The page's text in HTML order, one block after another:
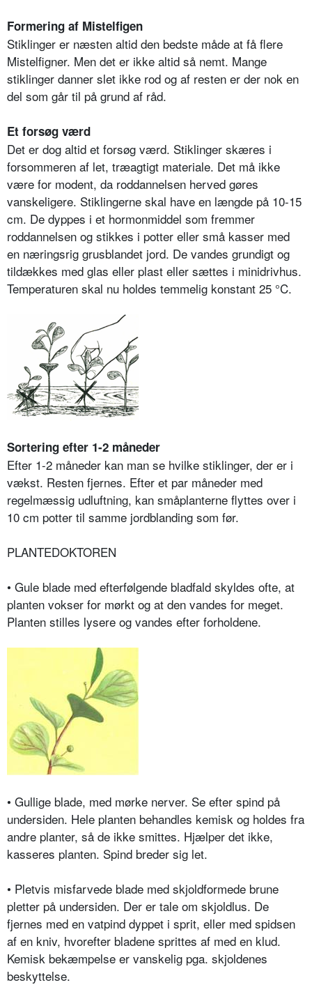
Formering af Mistelfigen
Stiklinger er næsten altid den bedste måde at få flere
Mistelfigner. Men det er ikke altid så nemt. Mange
stiklinger danner slet ikke rod og af resten er der nok en
del som går til på grund af råd.
Et forsøg værd
Det er dog altid et forsøg værd. Stiklinger skæres i
forsommeren af let, træagtigt materiale. Det må ikke
være for modent, da roddannelsen herved gøres
vanskeligere. Stiklingerne skal have en længde på 10-15
cm. De dyppes i et hormonmiddel som fremmer
roddannelsen og stikkes i potter eller små kasser med
en næringsrig grusblandet jord. De vandes grundigt og
tildækkes med glas eller plast eller sættes i minidrivhus.
Temperaturen skal nu holdes temmelig konstant 25 °C.
Sortering efter 1-2 måneder
Efter 1-2 måneder kan man se hvilke stiklinger, der er i
vækst. Resten fjernes. Efter et par måneder med
regelmæssig udluftning, kan småplanterne flyttes over i
10 cm potter til samme jordblanding som før.
PLANTEDOKTOREN
• Gule blade med efterfølgende bladfald skyldes ofte, at
planten vokser for mørkt og at den vandes for meget.
Planten stilles lysere og vandes efter forholdene.
• Gullige blade, med mørke nerver. Se efter spind på
undersiden. Hele planten behandles kemisk og holdes fra
andre planter, så de ikke smittes. Hjælper det ikke,
kasseres planten. Spind breder sig let.
• Pletvis misfarvede blade med skjoldformede brune
pletter på undersiden. Der er tale om skjoldlus. De
fjernes med en vatpind dyppet i sprit, eller med spidsen
af en kniv, hvorefter bladene sprittes af med en klud.
Kemisk bekæmpelse er vanskelig pga. skjoldenes
beskyttelse.